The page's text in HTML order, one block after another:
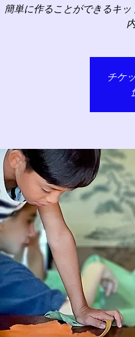
簡単に作ることができるキ
チケ